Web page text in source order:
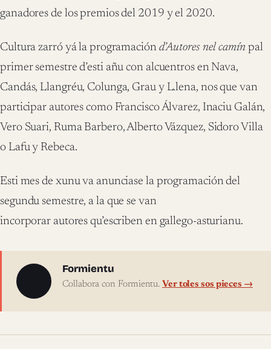
ganadores de los premios del 2019 y el 2020.
Cultura zarró yá la programación d’Autores nel camínpal
primer semestre d’esti añu con alcuentros en Nava,
Candás, Llangréu, Colunga, Grau y L.lena, nos que van
participar autores como Francisco Álvarez, Inaciu Galán,
Vero Suari, Ruma Barbero, Alberto Vázquez, Sidoro Villa
o Lafu y Rebeca.
Esti mes de xunu va anunciase la programación del
segundu semestre, a la que se van
incorporar autores qu’escriben en gallego-asturianu.
Sobre l'autor
Formientu
Collabora con Formientu.Ver toles sos pieces →